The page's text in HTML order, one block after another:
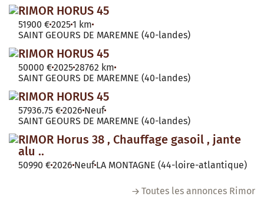
RIMOR HORUS 45
51900 €20251 km
SAINT GEOURS DE MAREMNE (40-landes)
RIMOR HORUS 45
50000 €202528762 km
SAINT GEOURS DE MAREMNE (40-landes)
RIMOR HORUS 45
57936.75 €2026 Neuf
SAINT GEOURS DE MAREMNE (40-landes)
RIMOR Horus 38 , Chauffage gasoil , jante
alu ..
50990 €2026 Neuf LA MONTAGNE (44-loire-atlantique)
Toutes les annonces Rimor